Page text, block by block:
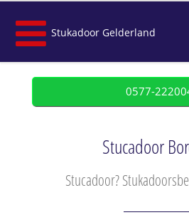
Stukadoor Gelderland
0577-
Stucadoor
Stucadoor?